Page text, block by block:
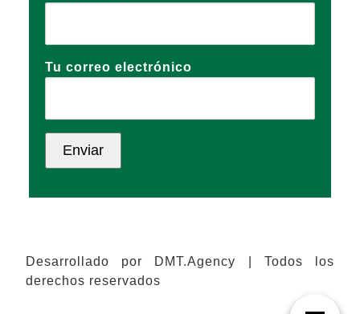
Tu correo electrónico
Desarrollado por DMT.Agency | Todos los
derechos reservados